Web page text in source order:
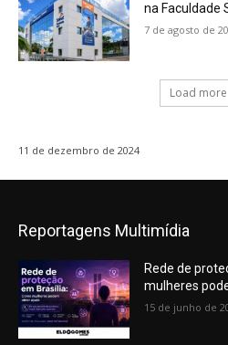
na Faculdade
7 de agosto de
Load more
11 de dezembro de 2024
Reportagens Multimídia
Rede de
mulheres
15 de junho de